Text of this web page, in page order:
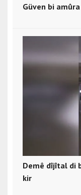
Güven bi
Demê dîjîtal di
kir